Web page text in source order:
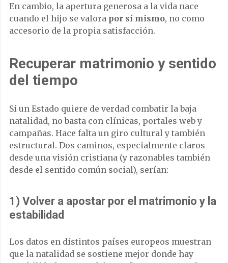
En cambio, la apertura generosa a la vida nace
cuando el hijo se valora por sí mismo, no como
accesorio de la propia satisfacción.
Recuperar matrimonio y sentido
del tiempo
Si un Estado quiere de verdad combatir la baja
natalidad, no basta con clínicas, portales web y
campañas. Hace falta un giro cultural y también
estructural. Dos caminos, especialmente claros
desde una visión cristiana (y razonables también
desde el sentido común social), serían:
1) Volver a apostar por el matrimonio y la
estabilidad
Los datos en distintos países europeos muestran
que la natalidad se sostiene mejor donde hay